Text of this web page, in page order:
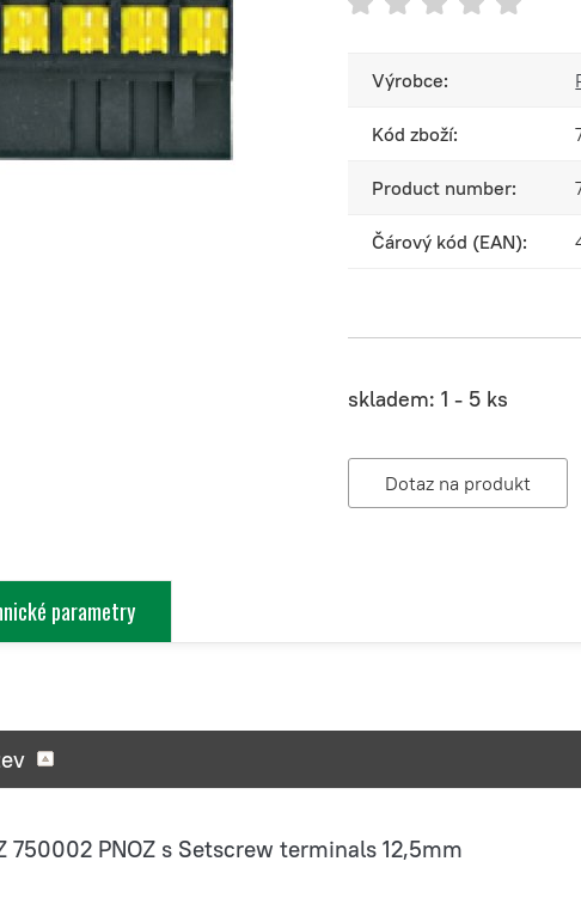
Výrobce:
Kód zboží:
Product number:
Čárový kód (EAN):
skladem:1 - 5 ks
Dotaz na produkt
parametry
750002 PNOZ s Setscrew terminals 12,5mm